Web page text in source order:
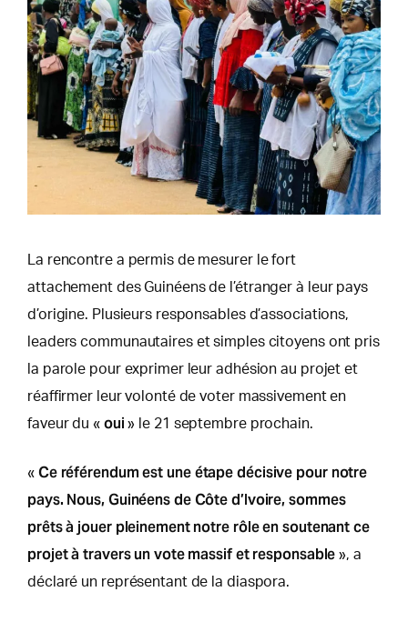
La rencontre a permis de mesurer le fort
attachement des Guinéens de l’étranger à leur pays
d’origine. Plusieurs responsables d’associations,
leaders communautaires et simples citoyens ont pris
la parole pour exprimer leur adhésion au projet et
réaffirmer leur volonté de voter massivement en
faveur du « oui» le 21 septembre prochain.
« Ce référendum est une étape décisive pour notre
pays. Nous, Guinéens de Côte d’Ivoire, sommes
prêts à jouer pleinement notre rôle en soutenant ce
projet à travers un vote massif et responsable», a
déclaré un représentant de la diaspora.